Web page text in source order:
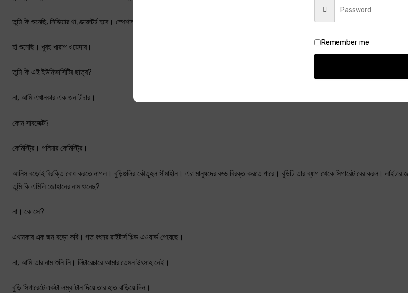
তুমি কি শুনেছি, সিভিয়ার থাণ্ডারস্টর্ম হবে। স্পেশাল বুলেটিন দিচ্ছে দুপুর থেকে।
হাঁ শুনেছি। খুবই খারাপ ওয়েদার।
তুমি কি এই ইউনিভার্সিটির ছাত্র?
না, আমি এখানকার এক জন টীচার।
কোন সাবজেক্ট?
কেমিস্ট্রি। পলিমার কেমিস্ট্রি।
আনিস বড়োই বিরক্তি বোধ করতে লাগল। বুড়িগুলির কৌতূহল সীমাহীন। এরা মানুষদের বড্ড বিরক্ত করতে পারে। বুড়িটি তার ব্যাগ থেকে সিগারেট বের করল। লাইটার
তুমি কি এমিলি জোহানের নাম শুনেছ?
না। কে সে?
এখানকার এক জন বড়ো কবি। গত বৎসর রাইটার্স গিল্ড এওয়ার্ড পেয়েছে।
না, আমি তার নাম শুনি নি। লিটারেচারে আমার তেমন উৎসাহ নেই।
বুড়ি সিগারেটে একটা লম্বা টান দিয়ে তার হাত বাড়িয়ে দিল।
Remember me